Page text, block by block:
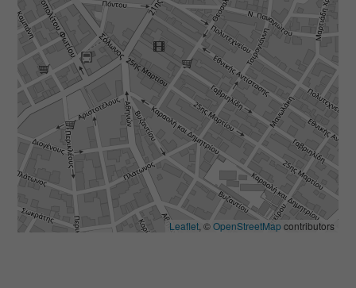
Leaflet, ©OpenStreetMapcontributors